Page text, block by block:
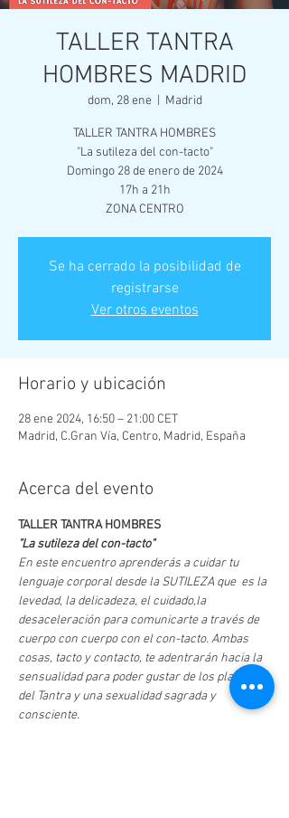
TALLER TANTRA
HOMBRES MADRID
dom, 28 ene
  |
Madrid
TALLER TANTRA HOMBRES
"La sutileza del con-tacto"
Domingo 28 de enero de 2024
17h a 21h
ZONA CENTRO
Se ha cerrado la posibilidad de
registrarse
Ver otros eventos
Horario y ubicación
28 ene 2024, 16:50 – 21:00 CET
Madrid, C.Gran Vía, Centro, Madrid, España
Acerca del evento
TALLER TANTRA HOMBRES
"La sutileza del con-tacto"
En este encuentro aprenderás a cuidar tu
lenguaje corporal desde la SUTILEZA que  es la
levedad, la delicadeza, el cuidado,la
desaceleración para comunicarte a través de
cuerpo con cuerpo con el con-tacto. Ambas
cosas, tacto y contacto, te adentrarán hacia la
sensualidad para poder gustar de los placeres
del Tantra y una sexualidad sagrada y
consciente.